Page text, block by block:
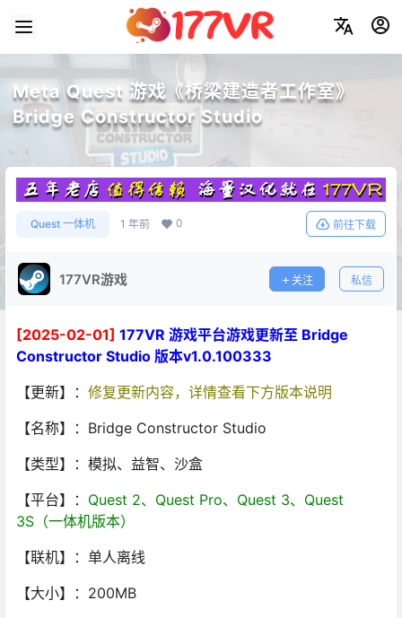
Meta Quest 游戏《桥梁建造者工作室》
Bridge Constructor Studio
Quest 一体机 1 年前 0 前往下载
177VR游戏 关注 私信
[2025-02-01] 177VR 游戏平台游戏更新至 Bridge
Constructor Studio 版本v1.0.100333
【更新】： 修复更新内容，详情查看下方版本说明
【名称】：Bridge Constructor Studio
【类型】：模拟、益智、沙盒
【平台】： Quest 2、Quest Pro、Quest 3、Quest
3S（一体机版本）
【联机】：单人离线
【大小】：200MB